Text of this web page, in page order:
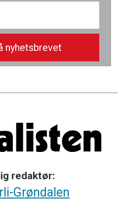
redaktør:
Grøndalen